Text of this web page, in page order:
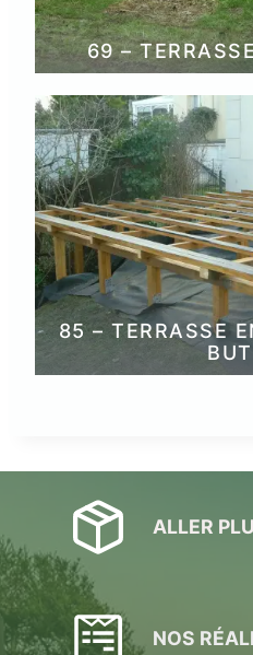
69 –
85 – TERRASSE
ALLER
NOS